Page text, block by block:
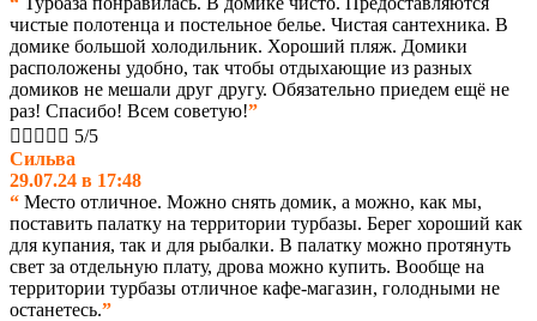
чистые полотенца и постельное белье. Чистая сантехника. В
домике большой холодильник. Хороший пляж. Домики
расположены удобно, так чтобы отдыхающие из разных
домиков не мешали друг другу. Обязательно приедем ещё не
раз! Спасибо! Всем советую!”
     5/5
Сильва
29.07.24 в 17:48
“ Место отличное. Можно снять домик, а можно, как мы,
поставить палатку на территории турбазы. Берег хороший как
для купания, так и для рыбалки. В палатку можно протянуть
свет за отдельную плату, дрова можно купить. Вообще на
территории турбазы отличное кафе-магазин, голодными не
останетесь.”